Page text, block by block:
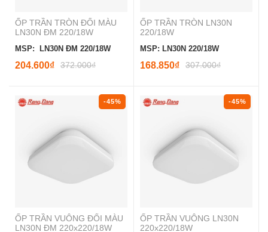
ỐP TRẦN TRÒN ĐỔI MÀU
LN30N ĐM 220/18W
MSP: LN30N ĐM 220/18W
204.600₫ 372.000₫
ỐP TRẦN TRÒN LN30N
220/18W
MSP: LN30N 220/18W
168.850₫ 307.000₫
-45%
ỐP TRẦN VUÔNG ĐỔI MÀU
LN30N ĐM 220x220/18W
-45%
ỐP TRẦN VUÔNG LN30N
220x220/18W